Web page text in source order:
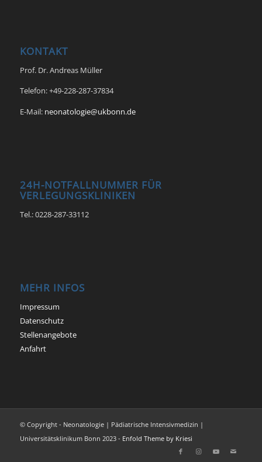
KONTAKT
Prof. Dr. Andreas Müller
Telefon: +49-228-287-37834
E-Mail: neonatologie@ukbonn.de
24H-NOTFALLNUMMER FÜR
VERLEGUNGSKLINIKEN
Tel.: 0228-287-33112
MEHR INFOS
Impressum
Datenschutz
Stellenangebote
Anfahrt
© Copyright - Neonatologie | Pädiatrische Intensivmedizin |
Universitätsklinikum Bonn 2023 - Enfold Theme by Kriesi